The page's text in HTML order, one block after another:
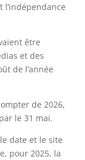
être
et des
de l’année
de 2026,
le 31 mai.
date et le site
pour 2025, la